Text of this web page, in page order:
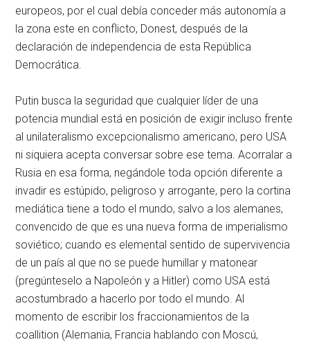
europeos, por el cual debía conceder más autonomía a
la zona este en conflicto, Donest, después de la
declaración de independencia de esta República
Democrática.
Putin busca la seguridad que cualquier líder de una
potencia mundial está en posición de exigir incluso frente
al unilateralismo excepcionalismo americano, pero USA
ni siquiera acepta conversar sobre ese tema. Acorralar a
Rusia en esa forma, negándole toda opción diferente a
invadir es estúpido, peligroso y arrogante, pero la cortina
mediática tiene a todo el mundo, salvo a los alemanes,
convencido de que es una nueva forma de imperialismo
soviético; cuando es elemental sentido de supervivencia
de un país al que no se puede humillar y matonear
(pregúnteselo a Napoleón y a Hitler) como USA está
acostumbrado a hacerlo por todo el mundo. Al
momento de escribir los fraccionamientos de la
coallition (Alemania, Francia hablando con Moscú,